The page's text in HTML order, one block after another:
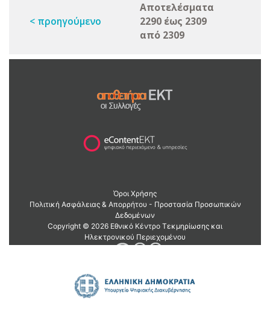
< προηγούμενο
Αποτελέσματα
2290 έως 2309
από 2309